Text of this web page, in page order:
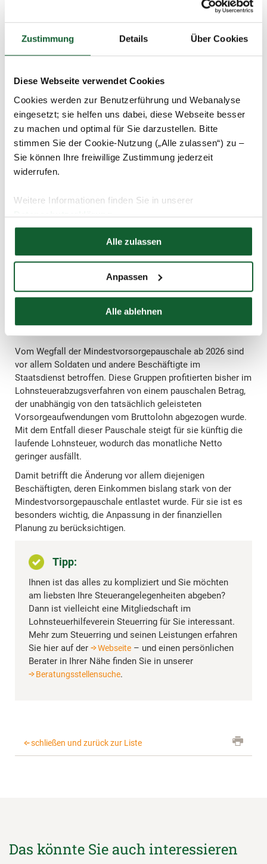
Zustimmung Details Über Cookies
Diese Webseite verwendet Cookies
Cookies werden zur Benutzerführung und Webanalyse
eingesetzt; sie helfen uns dabei, diese Webseite besser
zu machen und optimal für Sie darzustellen. Bitte
stimmen Sie der Cookie-Nutzung („Alle zulassen“) zu –
Sie können Ihre freiwillige Zustimmung jederzeit
widerrufen.
Weitere Informationen finden Sie in unserer
Datenschutzerklärung
Hier finden Sie unserImpressum
Alle zulassen
Anpassen
Alle ablehnen
Bisher führte die Mindestvorsorgepauschale in den meisten
Einkommensteuererklärung jeweils bis zum 31. Juli eines
Jahres eingereicht werden musste. Bei verspäteter Abgabe
drohten Verspätungszuschläge von mindestens 25 Euro pro
die Mindestvorsorgepauschale liegt in den meisten Fällen
nun eine
Antragsveranlagungvor, das heißt, die Abgabe
der Steuererklärung erfolgt freiwillig. Für die
Einkommensteuererklärung 2026 haben Sie somit Zeit bis
zum Ende des Jahres 2030, ohne dass
Verspätungszuschlägeanfallen.
Wichtig:
Reichen Sie trotzdem eine freiwillige
Einkommensteuererklärung ein, um nicht die
Möglichkeit einer Steuererstattung zu verpassen.
Wer ist vom Entfall der
Mindestvorsorgepauschale besonders
betroffen?
Vom Wegfall der Mindestvorsorgepauschale ab 2026 sind
vor allem Soldaten und andere Beschäftigte im
Staatsdienst betroffen. Diese Gruppen profitierten bisher im
Lohnsteuerabzugsverfahren von einem pauschalen Betrag,
der unabhängig von den tatsächlich geleisteten
Vorsorgeaufwendungen vom Bruttolohn abgezogen wurde.
Mit dem Entfall dieser Pauschale steigt für sie künftig die
laufende Lohnsteuer, wodurch das monatliche Netto
geringer ausfällt.
Damit betrifft die Änderung vor allem diejenigen
Beschäftigten, deren Einkommen bislang stark von der
Mindestvorsorgepauschale entlastet wurde. Für sie ist es
besonders wichtig, die Anpassung in der finanziellen
Planung zu berücksichtigen.
Tipp:
Ihnen ist das alles zu kompliziert und Sie möchten
am liebsten Ihre Steuerangelegenheiten abgeben?
Dann ist vielleicht eine Mitgliedschaft im
Lohnsteuerhilfeverein Steuerring für Sie interessant.
Mehr zum Steuerring und seinen Leistungen erfahren
Sie hier auf der
Webseite – und einen persönlichen
Berater in Ihrer Nähe finden Sie in unserer
Beratungsstellensuche.
schließen und zurück zur Liste
Das könnte Sie auch interessieren